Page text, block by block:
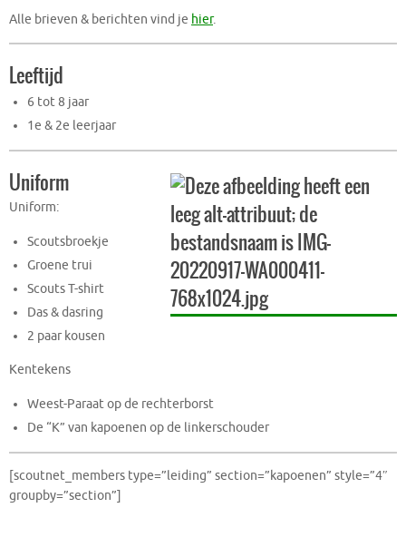
Alle brieven & berichten vind je hier.
Leeftijd
6 tot 8 jaar
1e & 2e leerjaar
Uniform
Uniform:
Scoutsbroekje
Groene trui
Scouts T-shirt
Das & dasring
2 paar kousen
Kentekens
Weest-Paraat op de rechterborst
De “K” van kapoenen op de linkerschouder
[scoutnet_members type=”leiding” section=”kapoenen” style=”4″
groupby=”section”]